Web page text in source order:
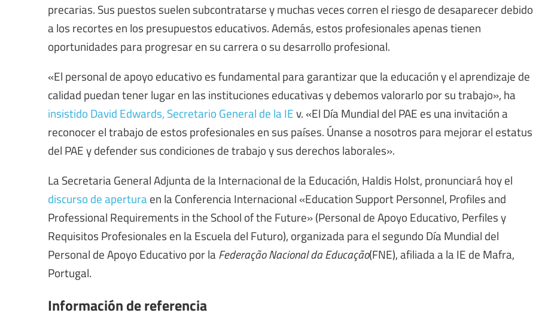
precarias. Sus puestos suelen subcontratarse y muchas veces corren el riesgo de desaparecer debido
a los recortes en los presupuestos educativos. Además, estos profesionales apenas tienen
oportunidades para progresar en su carrera o su desarrollo profesional.
«El personal de apoyo educativo es fundamental para garantizar que la educación y el aprendizaje de
calidad puedan tener lugar en las instituciones educativas y debemos valorarlo por su trabajo», ha
insistido David Edwards, Secretario General de la IEv. «El Día Mundial del PAE es una invitación a
reconocer el trabajo de estos profesionales en sus países. Únanse a nosotros para mejorar el estatus
del PAE y defender sus condiciones de trabajo y sus derechos laborales».
La Secretaria General Adjunta de la Internacional de la Educación, Haldis Holst, pronunciará hoy el
discurso de aperturaen la Conferencia Internacional «Education Support Personnel, Profiles and
Professional Requirements in the School of the Future» (Personal de Apoyo Educativo, Perfiles y
Requisitos Profesionales en la Escuela del Futuro), organizada para el segundo Día Mundial del
Personal de Apoyo Educativo por laFederação Nacional da Educação(FNE), afiliada a la IE de Mafra,
Portugal.
Información de referencia